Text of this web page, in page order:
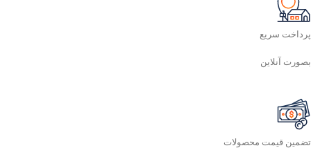
پرداخت سریع
بصورت آنلاین
تضمین قیمت محصولات